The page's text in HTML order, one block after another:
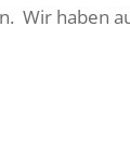
Wir haben